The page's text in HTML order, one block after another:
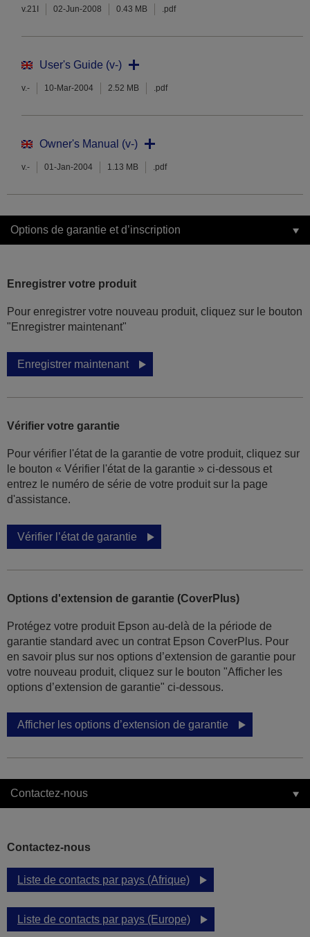
v.21I 02-Jun-2008 0.43 MB .pdf
User's Guide (v-)
v.- 10-Mar-2004 2.52 MB .pdf
Owner's Manual (v-)
v.- 01-Jan-2004 1.13 MB .pdf
Options de garantie et d’inscription
Enregistrer votre produit
Pour enregistrer votre nouveau produit, cliquez sur le bouton
"Enregistrer maintenant"
Enregistrer maintenant
Vérifier votre garantie
Pour vérifier l'état de la garantie de votre produit, cliquez sur
le bouton « Vérifier l'état de la garantie » ci-dessous et
entrez le numéro de série de votre produit sur la page
d'assistance.
Vérifier l’état de garantie
Options d'extension de garantie (CoverPlus)
Protégez votre produit Epson au-delà de la période de
garantie standard avec un contrat Epson CoverPlus. Pour
en savoir plus sur nos options d’extension de garantie pour
votre nouveau produit, cliquez sur le bouton "Afficher les
options d’extension de garantie" ci-dessous.
Afficher les options d’extension de garantie
Contactez-nous
Contactez-nous
Liste de contacts par pays (Afrique)
Liste de contacts par pays (Europe)